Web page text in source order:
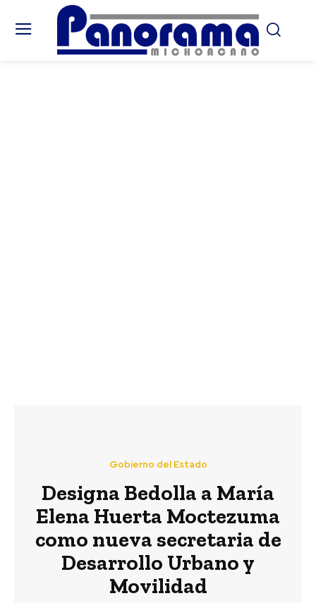
Gobierno del Estado
Designa Bedolla a María
Elena Huerta Moctezuma
como nueva secretaria de
Desarrollo Urbano y
Movilidad